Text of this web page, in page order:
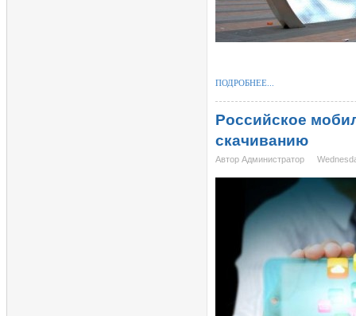
ПОДРОБНЕЕ...
Российское
скачиванию
Автор Администратор